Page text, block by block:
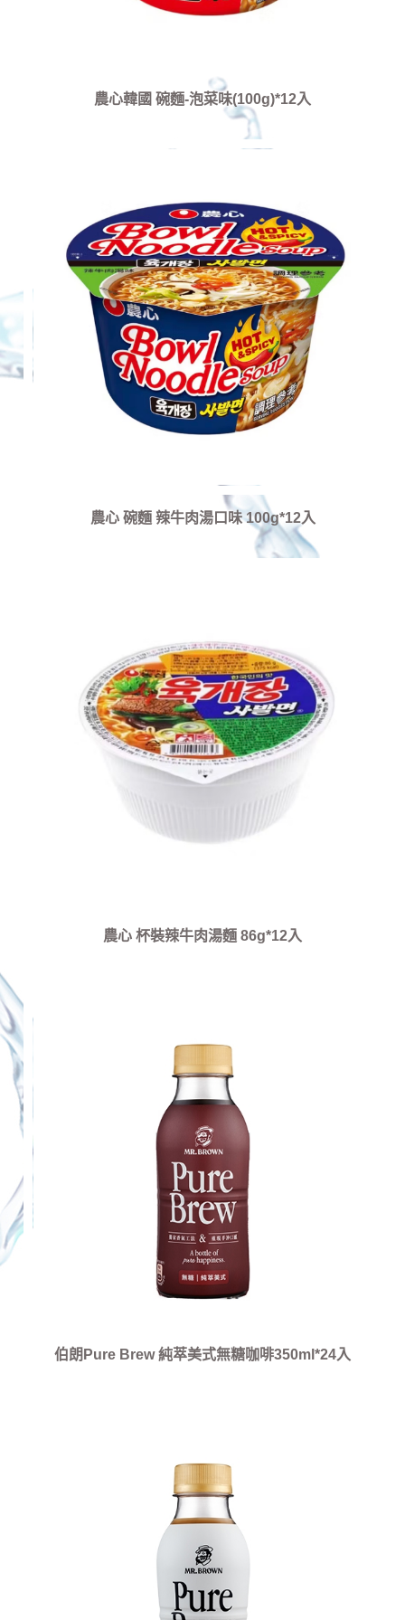
農心韓國 碗麵-泡菜味(100g)*12入
農心 碗麵 辣牛肉湯口味 100g*12入
農心 杯裝辣牛肉湯麵 86g*12入
伯朗Pure Brew 純萃美式無糖咖啡350ml*24入